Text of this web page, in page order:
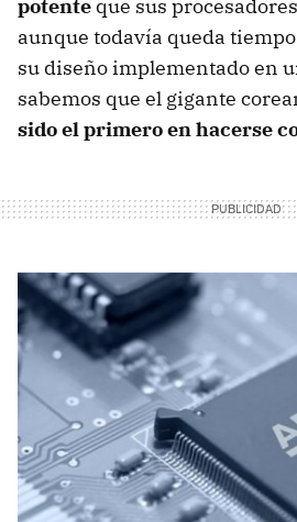
potente que sus
aunque todavía queda
su diseño implementado en
sabemos que el gigante
sido el primero en hacerse